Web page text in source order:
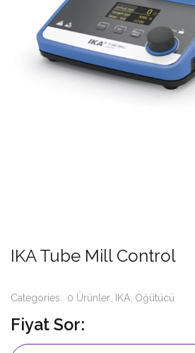
IKA Tube Mill Control
Categories: 0 Ürünler IKA Öğütücü
Fiyat Sor: